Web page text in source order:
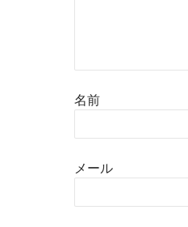
名前
メール